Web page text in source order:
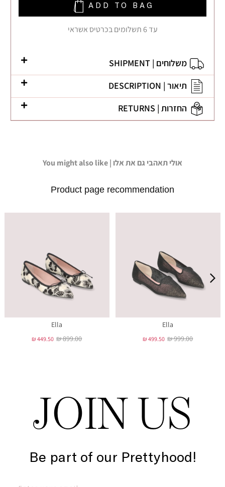
ADD TO BAG
עד 6 תשלומים בכרטיס אשראי
משלוחים | SHIPMENT
תיאור | DESCRIPTION
החזרות | RETURNS
You might also like | אולי תאהבי גם את אלו
Product page recommendation
Ella
₪ 449.50 ₪ 899.00
Ella
₪ 499.50 ₪ 999.00
JOIN US
Be part of our Prettyhood!